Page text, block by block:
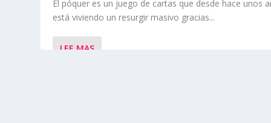
El póquer es un juego de cartas que desde hace unos
está viviendo un resurgir masivo gracias...
LEE MAS